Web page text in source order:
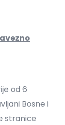
od 6
Bosne i
stranice